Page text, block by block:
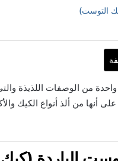
التوست)
من الوصفات اللذيذة
أنها من ألذ أنواع الكيك